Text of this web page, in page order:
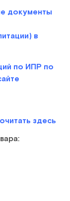
документы
в
по ИПР по
здесь